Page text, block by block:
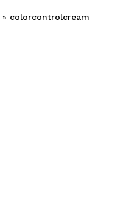
» colorcontrolcream